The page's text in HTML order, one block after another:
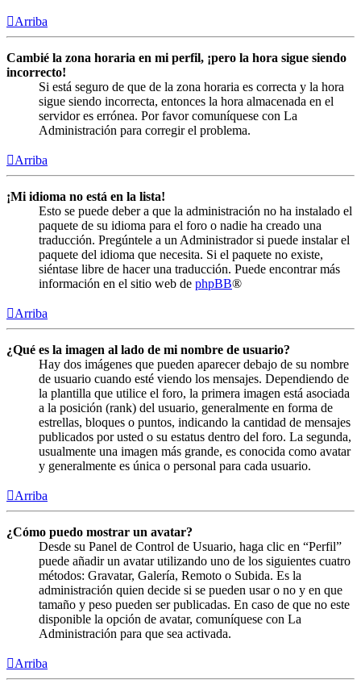
Arriba
Cambié la zona horaria en mi perfil, ¡pero la hora sigue siendo
incorrecto!
Si está seguro de que de la zona horaria es correcta y la hora
sigue siendo incorrecta, entonces la hora almacenada en el
servidor es errónea. Por favor comuníquese con La
Administración para corregir el problema.
Arriba
¡Mi idioma no está en la lista!
Esto se puede deber a que la administración no ha instalado el
paquete de su idioma para el foro o nadie ha creado una
traducción. Pregúntele a un Administrador si puede instalar el
paquete del idioma que necesita. Si el paquete no existe,
siéntase libre de hacer una traducción. Puede encontrar más
información en el sitio web de phpBB®
Arriba
¿Qué es la imagen al lado de mi nombre de usuario?
Hay dos imágenes que pueden aparecer debajo de su nombre
de usuario cuando esté viendo los mensajes. Dependiendo de
la plantilla que utilice el foro, la primera imagen está asociada
a la posición (rank) del usuario, generalmente en forma de
estrellas, bloques o puntos, indicando la cantidad de mensajes
publicados por usted o su estatus dentro del foro. La segunda,
usualmente una imagen más grande, es conocida como avatar
y generalmente es única o personal para cada usuario.
Arriba
¿Cómo puedo mostrar un avatar?
Desde su Panel de Control de Usuario, haga clic en “Perfil”
puede añadir un avatar utilizando uno de los siguientes cuatro
métodos: Gravatar, Galería, Remoto o Subida. Es la
administración quien decide si se pueden usar o no y en que
tamaño y peso pueden ser publicadas. En caso de que no este
disponible la opción de avatar, comuníquese con La
Administración para que sea activada.
Arriba